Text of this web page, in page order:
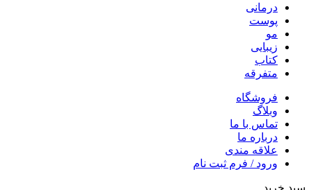
درمانی
پوست
مو
زیبایی
کتاب
متفرقه
فروشگاه
وبلاگ
تماس با ما
درباره ما
علاقه مندی
ورود / فرم ثبت نام
سبد خرید